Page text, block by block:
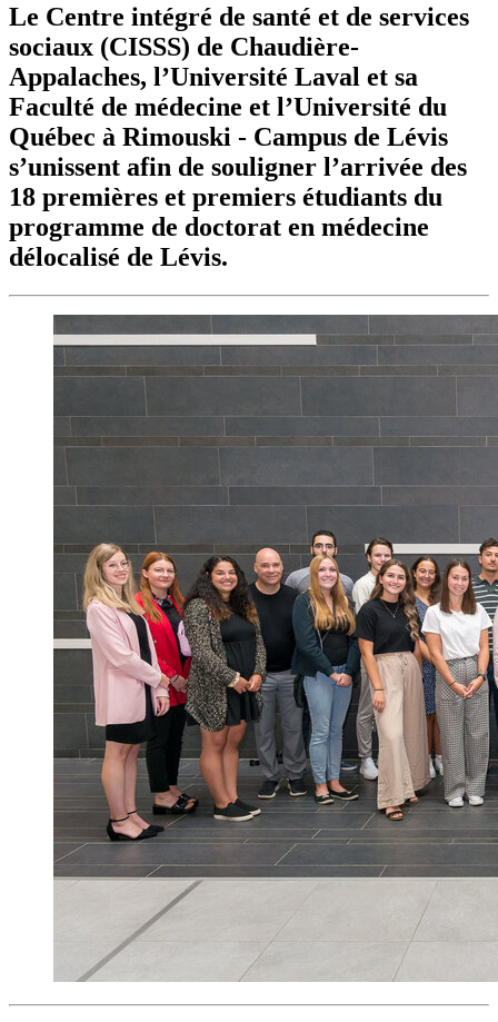
Le Centre intégré de santé et de services
sociaux (CISSS) de Chaudière-
Appalaches, l’Université Laval et sa
Faculté de médecine et l’Université du
Québec à Rimouski - Campus de Lévis
s’unissent afin de souligner l’arrivée des
18 premières et premiers étudiants du
programme de doctorat en médecine
délocalisé de Lévis.